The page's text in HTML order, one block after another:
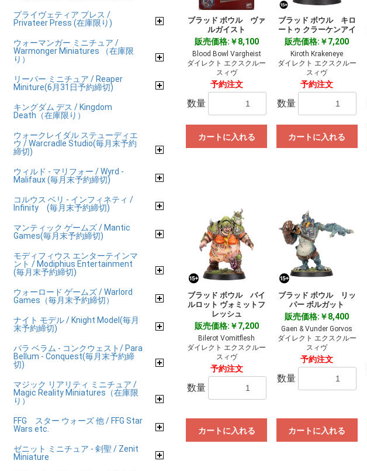
プライヴェティア プレス /
Privateer Press (在庫限り)
ウォーマンガー ミニチュア /
Warmonger Miniatures （在庫限
り）
リーパー ミニチュア / Reaper
Miniture(6月31日予約締切)
キングダム デス / Kingdom
Death（在庫限り）
ウォークレイダル ステューディエ
ウ / Warcradle Studio(毎月末予約
締切)
ウィルド - マリフォー / Wyrd -
Malifaux (毎月末予約締切)
コルウス ベリ - インフィネティ /
Infinity (毎月末予約締切)
マンティック ゲームズ / Mantic
Games(毎月末予約締切)
モディフィウス エンターテインマ
ント / Modiphius Entertainment
(毎月末予約締切)
ウォーロード ゲームズ / Warlord
Games（毎月末予約締切）
ナイト モデル / Knight Model(毎月
末予約締切)
パラ ベラム - コンクウェスト/ Para
Bellum - Conquest(毎月末予約締
切)
マジック リアリティ ミニチュア /
Magic Reality Miniatures（在庫限
り）
FFG スター ウォーズ 他 / FFG Star
Wars etc.
ゼニット ミニチュア - 剣聖 / Zenit
Miniature
ブラッド ボウル ヴァ
ルガイスト
販売価格:￥8,100
Blood Bowl Vargheist
ダイレクト エクスクルー
スィヴ
予約注文
数量
カートに入れる
ブラッド ボウル キロ
ートゥ クラーケンアイ
販売価格:￥7,200
Kiroth Krakeneye
ダイレクト エクスクルー
スィヴ
予約注文
数量
カートに入れる
ブラッド ボウル バイ
ルロット ヴォミットフ
レッシュ
販売価格:￥7,200
Bilerot Vomitflesh
ダイレクト エクスクルー
スィヴ
予約注文
数量
カートに入れる
ブラッド ボウル リッ
パー ボルガット
販売価格:￥8,400
Gaen & Vunder Gorvos
ダイレクト エクスクルー
スィヴ
予約注文
数量
カートに入れる